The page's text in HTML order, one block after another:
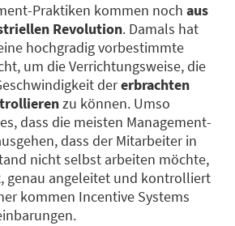
Praktiken kommen noch aus
Revolution. Damals hat
hochgradig vorbestimmte
um die Verrichtungsweise, die
dererbrachten
zu können. Umso
dass die meisten Management-
dass der Mitarbeiter in
nicht selbst arbeiten möchte,
genau angeleitet und kontrolliert
kommen Incentive Systems